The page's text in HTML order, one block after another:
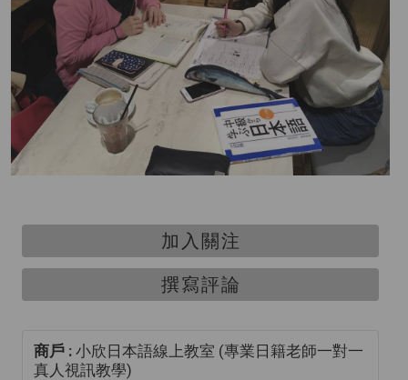
加入關注
撰寫評論
商戶 : 小欣日本語線上教室 (專業日籍老師一對一
真人視訊教學)